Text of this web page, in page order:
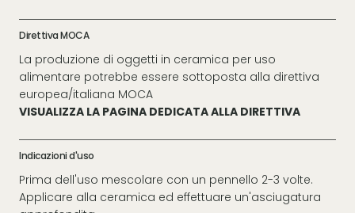
Direttiva MOCA
La produzione di oggetti in ceramica per uso
alimentare potrebbe essere sottoposta alla direttiva
europea/italiana MOCA
VISUALIZZA LA PAGINA DEDICATA ALLA DIRETTIVA
Indicazioni d'uso
Prima dell'uso mescolare con un pennello 2-3 volte.
Applicare alla ceramica ed effettuare un'asciugatura